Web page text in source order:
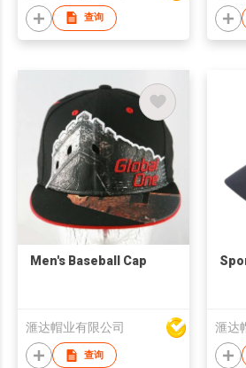
查询
Men's Baseball Cap
滙达帽业有限公司
查询
滙达